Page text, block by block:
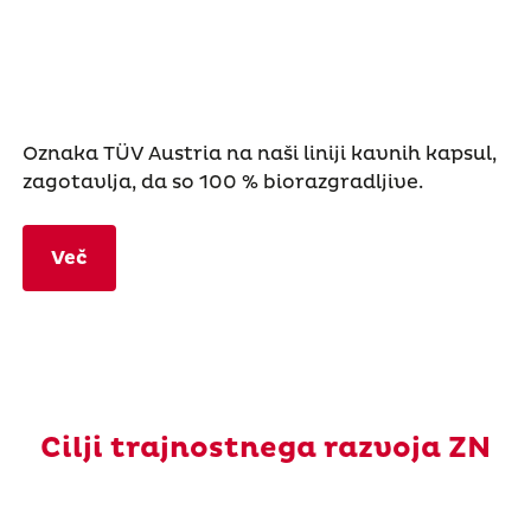
Oznaka TÜV Austria na naši liniji kavnih kapsul,
zagotavlja, da so 100 % biorazgradljive.
Več
Cilji trajnostnega razvoja ZN